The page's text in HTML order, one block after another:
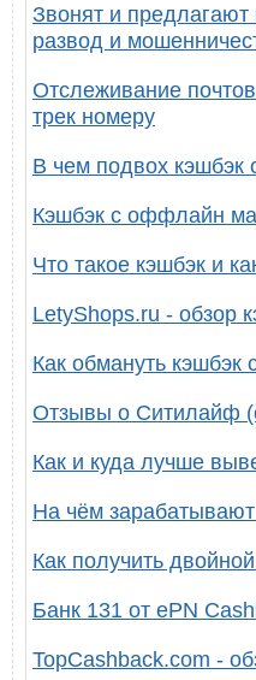
Звонят и
развод и
Отслеживание
трек номеру
В чем подвох кэшбэк
Кэшбэк с оффлайн
Что такое кэшбэк и
LetyShops.ru - обзор
Как обмануть кэшбэк
Отзывы о Ситилайф
Как и куда лучше
На чём
Как получить
Банк 131 от ePN
TopCashback.com -